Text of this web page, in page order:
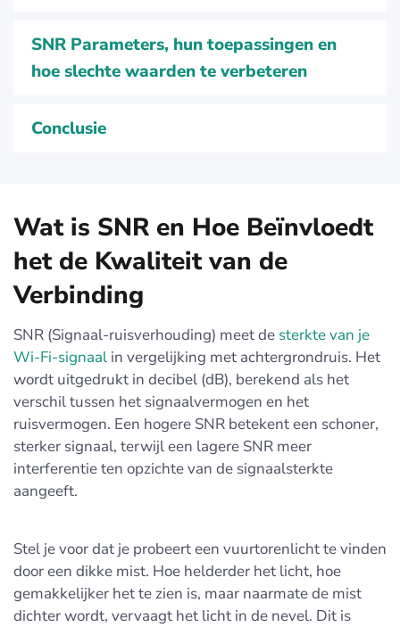
SNR Parameters, hun toepassingen en
hoe slechte waarden te verbeteren
Conclusie
Wat is SNR en Hoe Beïnvloedt
het de Kwaliteit van de
Verbinding
SNR (Signaal-ruisverhouding) meet de sterkte van je
Wi-Fi-signaal in vergelijking met achtergrondruis. Het
wordt uitgedrukt in decibel (dB), berekend als het
verschil tussen het signaalvermogen en het
ruisvermogen. Een hogere SNR betekent een schoner,
sterker signaal, terwijl een lagere SNR meer
interferentie ten opzichte van de signaalsterkte
aangeeft.
Stel je voor dat je probeert een vuurtorenlicht te vinden
door een dikke mist. Hoe helderder het licht, hoe
gemakkelijker het te zien is, maar naarmate de mist
dichter wordt, vervaagt het licht in de nevel. Dit is